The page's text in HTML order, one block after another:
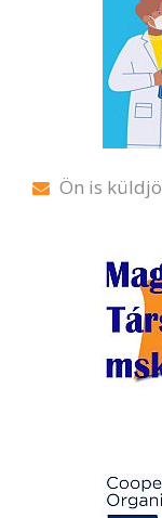
Ön is